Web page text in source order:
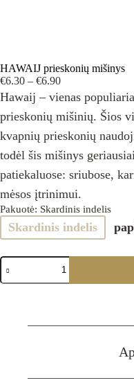
HAWAIJ prieskonių mišinys
€6.30 – €6.90Price
€6.30
through
€6.90
Hawaij – vienas
prieskonių mišinių. Šios
kvapnių prieskonių
todėl šis mišinys
patiekaluose: sriubose,
mėsos įtrinimui.
Pakuotė: Skardinis indelis
Skardinis indelis
produkto
kiekis:
HAWAIJ